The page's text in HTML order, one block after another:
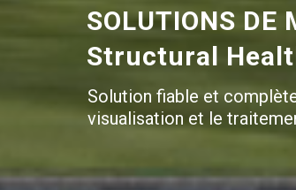
SOLUTIONS DE
Structural
Solution fiable et
visualisation et le